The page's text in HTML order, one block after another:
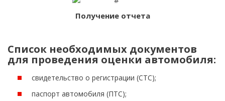
Получение отчета
Список необходимых документов
для проведения оценки автомобиля:
свидетельство о регистрации (СТС);
паспорт автомобиля (ПТС);